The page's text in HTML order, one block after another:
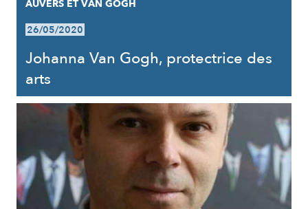
AUVERS ET VAN GOGH
26/05/2020
Johanna Van Gogh, protectrice des
arts